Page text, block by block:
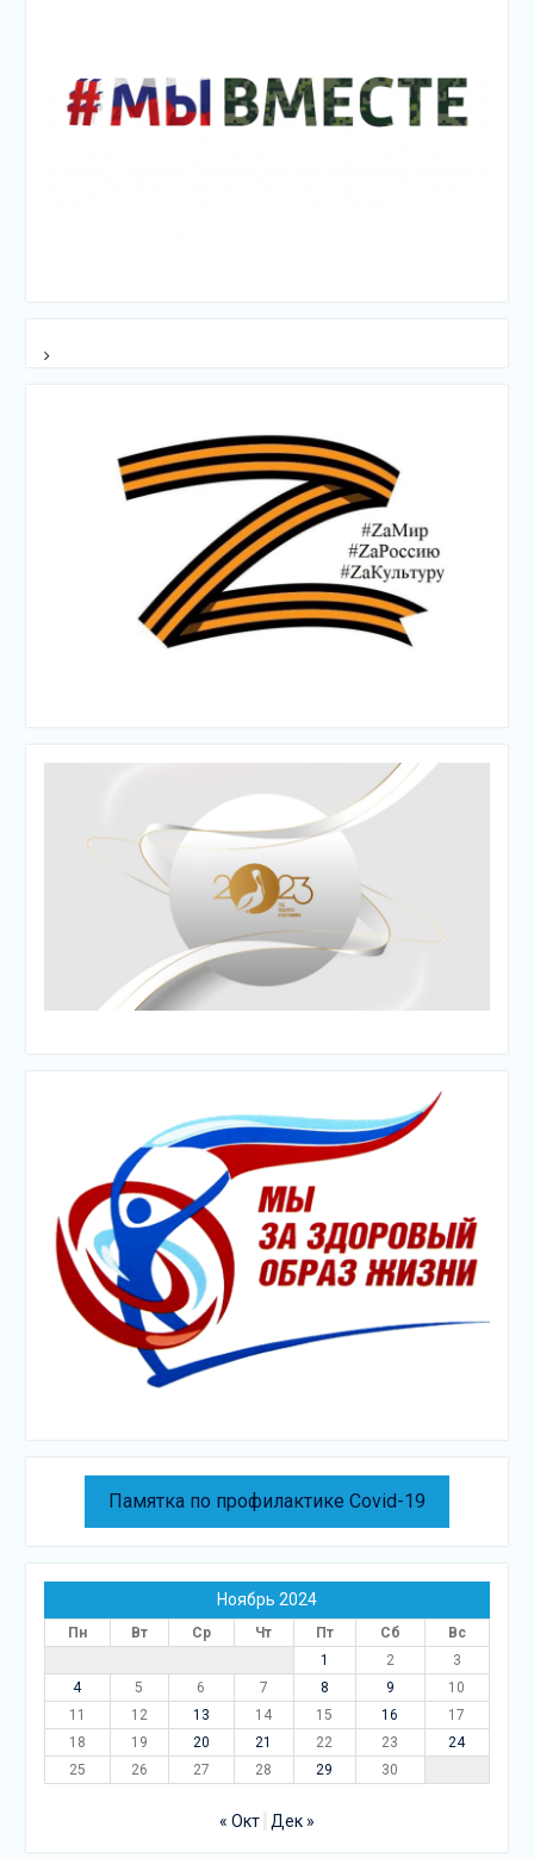
Памятка по профилактике Covid-19
Ноябрь 2024
Пн Вт Ср Чт Пт Сб
Вс
1
2
3
4
5 6 7 8 9
10
11
12 13 14 15 16
17
18
19 20 21 22 23
24
25
26 27 28 29 30
« Окт Дек »